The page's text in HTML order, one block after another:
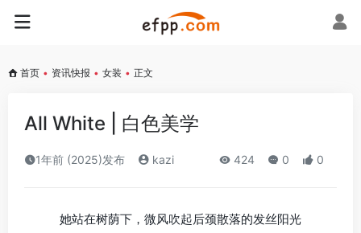
首页 • 资讯快报 • 女装 • 正文
All White | 白色美学
1年前 (2025)发布 kazi 424 0 0
她站在树荫下，微风吹起后颈散落的发丝阳光